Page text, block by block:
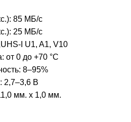
85 МБ/с
25 МБ/с
I U1, A1, V10
от 0 до +70 °C
8–95%
2,7–3,6 В
мм. x 1,0 мм.